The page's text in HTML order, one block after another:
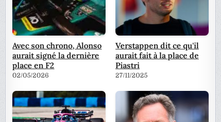
Avec son chrono, Alonso
aurait signé la dernière
place en F2
02/05/2026
Verstappen dit ce qu'il
aurait fait à la place de
Piastri
27/11/2025